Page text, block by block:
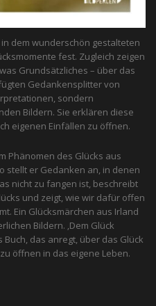
dem wunderschön gestalteten
fest. Zugleich zeigen
Grundsätzliches – über das
Gedankensplitter von
sondern
Bildern. Sie erklären diese
eigenen Einfällen zu öffnen.
Phänomen des Glücks aus
stellt er Gedanken an, in denen
nicht zu fangen ist, beschreibt
und zeigt, wie wir dafür offen
Ein Glücksmärchen aus Irland
Bildern. ‚Dem Glück
Buch, das anregt, über das Glück
öffnen in das eigene Leben.